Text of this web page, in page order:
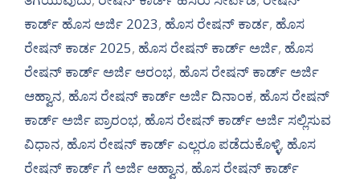
ಕಾರ್ಡ್ ಹೊಸ ಅರ್ಜಿ 2023, ಹೊಸ ರೇಷನ್ ಕಾರ್ಡ, ಹೊಸ
ರೇಷನ್ ಕಾರ್ಡ 2025, ಹೊಸ ರೇಷನ್ ಕಾರ್ಡ್ ಅರ್ಜಿ, ಹೊಸ
ರೇಷನ್ ಕಾರ್ಡ್ ಅರ್ಜಿ ಆರಂಭ, ಹೊಸ ರೇಷನ್ ಕಾರ್ಡ್ ಅರ್ಜಿ
ಆಹ್ವಾನ, ಹೊಸ ರೇಷನ್ ಕಾರ್ಡ್ ಅರ್ಜಿ ದಿನಾಂಕ, ಹೊಸ ರೇಷನ್
ಕಾರ್ಡ್ ಅರ್ಜಿ ಪ್ರಾರಂಭ, ಹೊಸ ರೇಷನ್ ಕಾರ್ಡ್ ಅರ್ಜಿ ಸಲ್ಲಿಸುವ
ವಿಧಾನ, ಹೊಸ ರೇಷನ್ ಕಾರ್ಡ್ ಎಲ್ಲರೂ ಪಡೆದುಕೊಳ್ಳಿ, ಹೊಸ
ರೇಷನ್ ಕಾರ್ಡ್ ಗೆ ಅರ್ಜಿ ಆಹ್ವಾನ, ಹೊಸ ರೇಷನ್ ಕಾರ್ಡ್